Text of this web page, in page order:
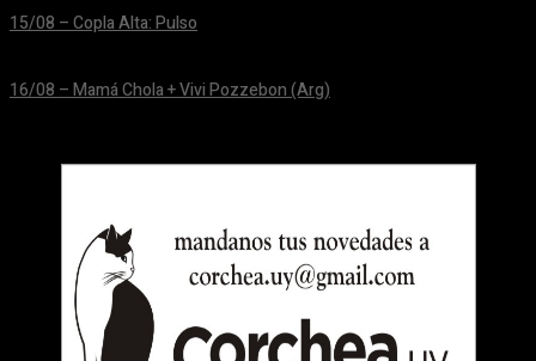
15/08 – Copla Alta: Pulso
16/08 – Mamá Chola + Vivi Pozzebon (Arg)